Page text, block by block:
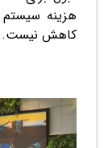
هزینه سیستم
کاهش نیست.